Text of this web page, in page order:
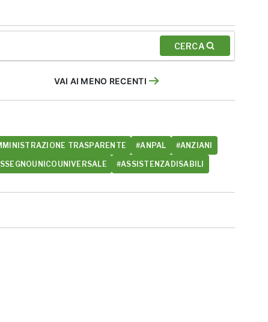
CERCA
VAI AI MENO RECENTI
TRASPARENTE #ANPAL #ANZIANI
#ASSISTENZADISABILI